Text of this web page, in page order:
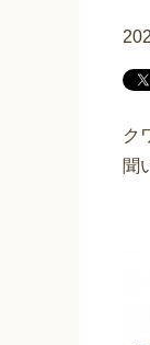
ク
聞